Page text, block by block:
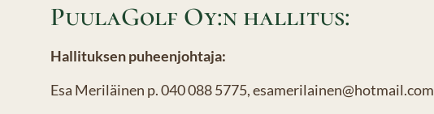
PuulaGolf Oy:n hallitus:
Hallituksen puheenjohtaja:
Esa Meriläinen p. 040 088 5775, esamerilainen@hotmail.com